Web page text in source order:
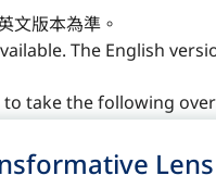
文版本為準。
The English
take the following